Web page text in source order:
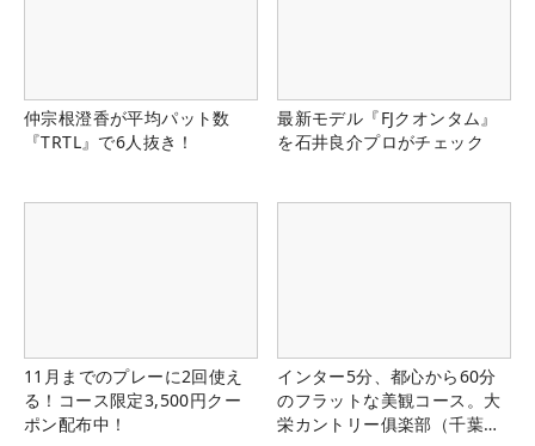
仲宗根澄香が平均パット数
『TRTL』で6人抜き！
最新モデル『FJクオンタム』
を石井良介プロがチェック
11月までのプレーに2回使え
る！コース限定3,500円クー
ポン配布中！
インター5分、都心から60分
のフラットな美観コース。大
栄カントリー俱楽部（千葉